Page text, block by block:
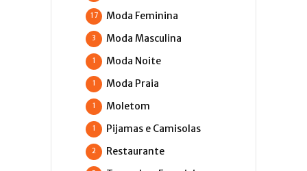
Moda Feminina
17
Moda Masculina
3
Moda Noite
1
Moda Praia
1
Moletom
1
Pijamas e Camisolas
1
Restaurante
2